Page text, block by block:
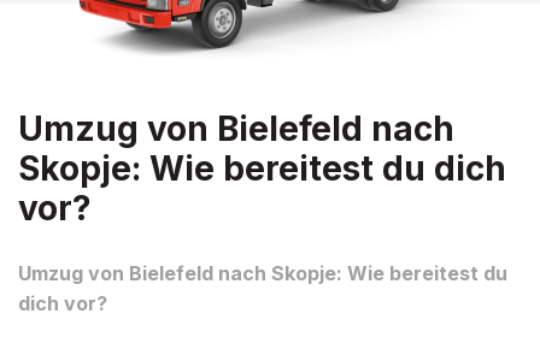
Umzug von Bielefeld nach
Skopje: Wie bereitest du dich
vor?
Umzug von Bielefeld nach Skopje: Wie bereitest du
dich vor?